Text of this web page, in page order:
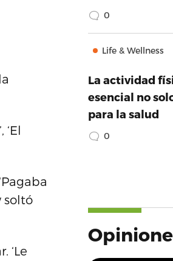
soltó
‘Le
0
Life & Wellness
La actividad
esencial no
para la salud
0